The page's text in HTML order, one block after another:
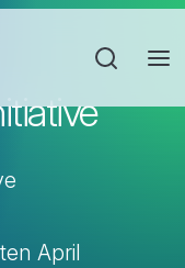
April